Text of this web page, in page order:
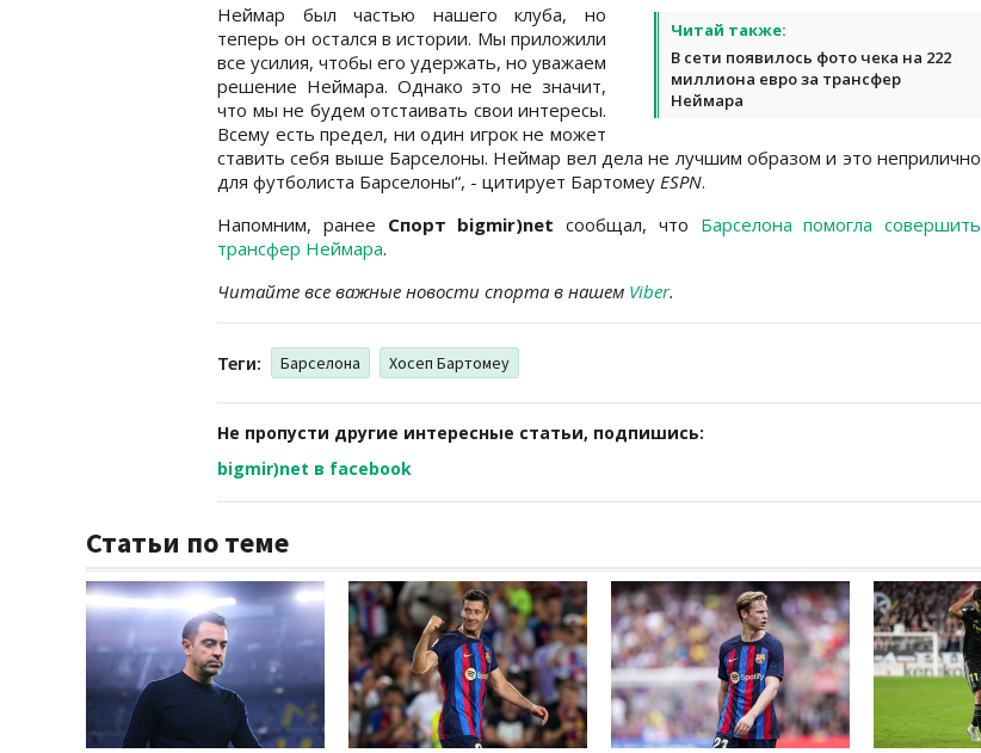
Читай также:
В сети появилось фото чека на 222
миллиона евро за трансфер
Неймара
Неймар был частью нашего клуба, но
теперь он остался в истории. Мы приложили
все усилия, чтобы его удержать, но уважаем
решение Неймара. Однако это не значит,
что мы не будем отстаивать свои интересы.
Всему есть предел, ни один игрок не может
ставить себя выше Барселоны. Неймар вел дела не лучшим образом и это неприлично
для футболиста Барселоны“, - цитирует Бартомеу ESPN.
Напомним, ранее Спорт bigmir)net сообщал, что Барселона помогла совершить
трансфер Неймара.
Читайте все важные новости спорта в нашем Viber.
Теги: Барселона Хосеп Бартомеу
Не пропусти другие интересные статьи, подпишись:
bigmir)net в facebook
Статьи по теме